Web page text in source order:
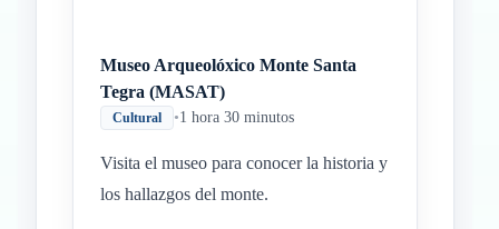
Museo Arqueolóxico Monte Santa
Tegra (MASAT)
Cultural •1 hora 30 minutos
Visita el museo para conocer la historia y
los hallazgos del monte.